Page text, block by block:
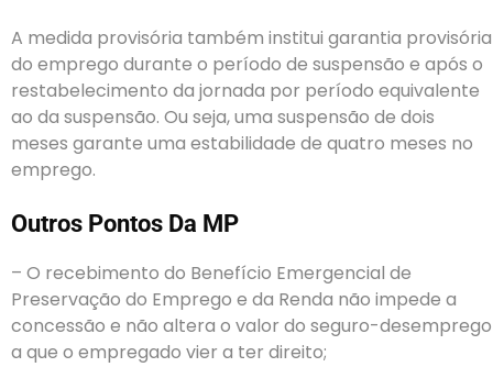
A medida provisória também institui garantia provisória
do emprego durante o período de suspensão e após o
restabelecimento da jornada por período equivalente
ao da suspensão. Ou seja, uma suspensão de dois
meses garante uma estabilidade de quatro meses no
emprego.
Outros Pontos Da MP
– O recebimento do Benefício Emergencial de
Preservação do Emprego e da Renda não impede a
concessão e não altera o valor do seguro-desemprego
a que o empregado vier a ter direito;